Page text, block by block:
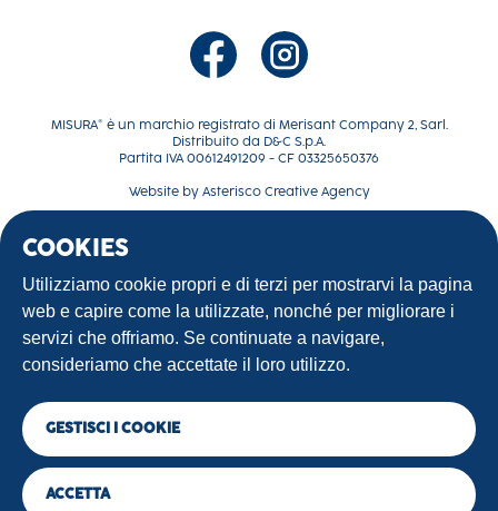
MISURA® è un marchio registrato di Merisant Company 2, Sarl.
Distribuito da D&C S.p.A.
Partita IVA 00612491209 - CF 03325650376
Website by Asterisco Creative Agency
Terms of use
Privacy Policy
COOKIES
Utilizziamo cookie propri e di terzi per mostrarvi la pagina
web e capire come la utilizzate, nonché per migliorare i
servizi che offriamo. Se continuate a navigare,
consideriamo che accettate il loro utilizzo.
GESTISCI I COOKIE
ACCETTA